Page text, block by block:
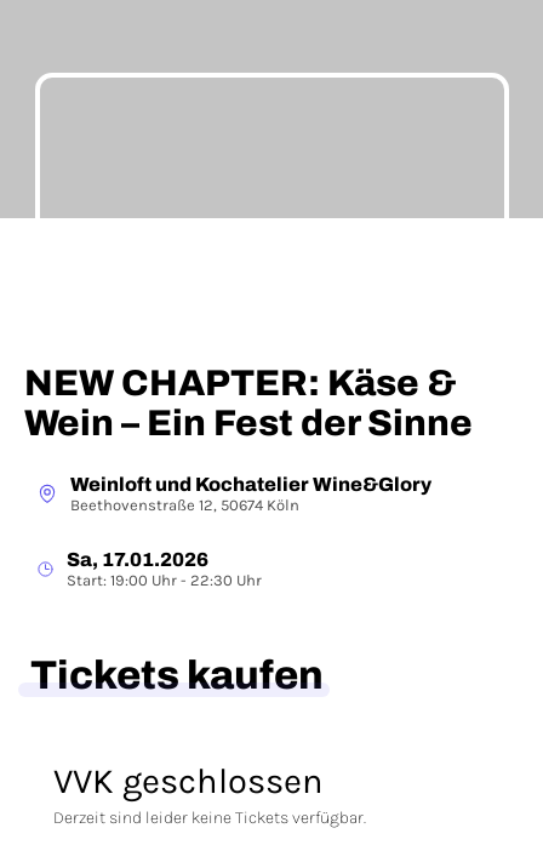
NEW CHAPTER: Käse &
Wein – Ein Fest der Sinne
Weinloft und Kochatelier Wine&Glory
Beethovenstraße 12, 50674 Köln
Sa, 17.01.2026
Start: 19:00 Uhr - 22:30 Uhr
Tickets kaufen
VVK geschlossen
Derzeit sind leider keine Tickets verfügbar.